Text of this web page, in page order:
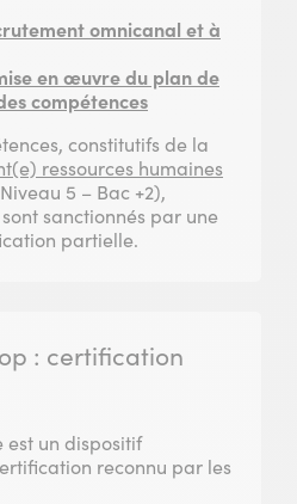
omnicanal et à
en œuvre du plan de
compétences
constitutifs de la
ressources humaines
5 – Bac +2),
sanctionnés par une
partielle.
: certification
est un dispositif
reconnu par les